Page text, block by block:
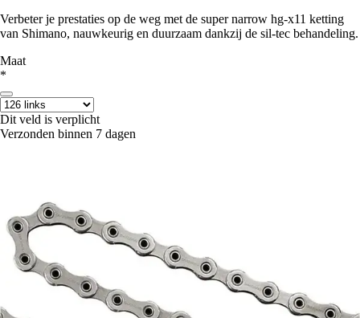
Verbeter je prestaties op de weg met de super narrow hg-x11 ketting
van Shimano, nauwkeurig en duurzaam dankzij de sil-tec behandeling.
Maat
*
Dit veld is verplicht
Verzonden binnen 7 dagen